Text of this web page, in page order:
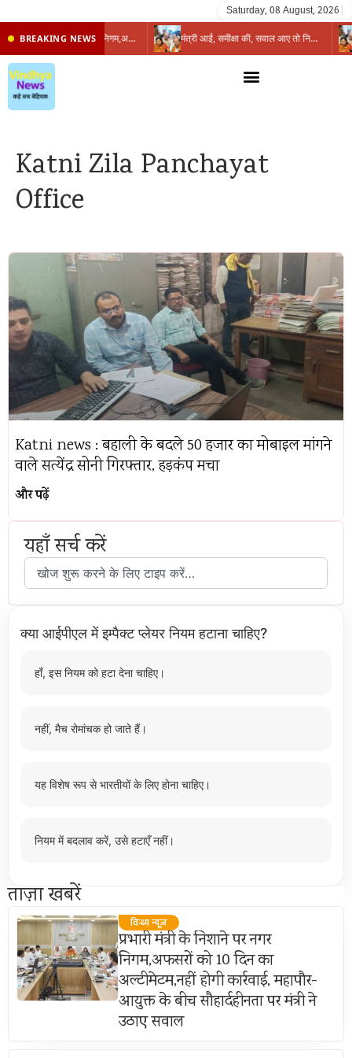
Saturday, 08 August, 2026
BREAKING NEWS प्रभारी मंत्री के निशाने पर नगर निगम,अफसरों को 10 दिन का अल्टीमेटम,नहीं होगी कार्रवाई, महापौर-आयुक्त के बीच सौहार्दहीनता पर मंत्री ने उठाए सवाल मंत्री आईं, समीक्षा की, सवाल आए तो निकल गईं – खाली जयंत चौंकीं पर नहीं दिया जवाब
Katni Zila Panchayat
Office
Katni news : बहाली के बदले 50 हजार का मोबाइल मांगने
वाले सत्येंद्र सोनी गिरफ्तार, हड़कंप मचा
और पढ़ें
यहाँ सर्च करें
क्या आईपीएल में इम्पैक्ट प्लेयर नियम हटाना चाहिए?
हाँ, इस नियम को हटा देना चाहिए।
नहीं, मैच रोमांचक हो जाते हैं।
यह विशेष रूप से भारतीयों के लिए होना चाहिए।
नियम में बदलाव करें, उसे हटाएँ नहीं।
ताज़ा खबरें
विन्ध्य न्यूज़
प्रभारी मंत्री के निशाने पर नगर
निगम,अफसरों को 10 दिन का
अल्टीमेटम,नहीं होगी कार्रवाई, महापौर-
आयुक्त के बीच सौहार्दहीनता पर मंत्री ने
उठाए सवाल